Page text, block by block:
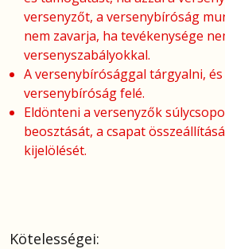
versenyzőt, a versenybíróság
nem zavarja, ha tevékenysége
versenyszabályokkal.
A versenybírósággal tárgyalni,
versenybíróság felé.
Eldönteni a versenyzők
beosztását, a csapat
kijelölését.
Kötelességei: